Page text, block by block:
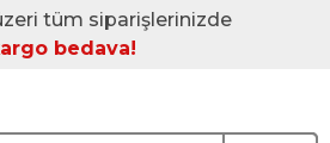
tüm siparişlerinizde
bedava!